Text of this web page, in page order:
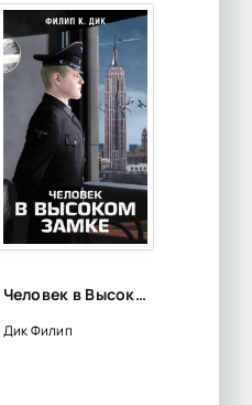
Человек в Высоком замке - Филип Дик
Дик Филип